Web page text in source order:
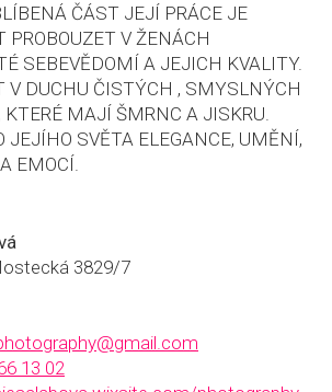
ČÁST JEJÍ PRÁCE JE
PROBOUZET V ŽENÁCH
SEBEVĚDOMÍ A JEJICH KVALITY.
V DUCHU ČISTÝCH , SMYSLNÝCH
KTERÉ MAJÍ ŠMRNC A JISKRU.
JEJÍHO SVĚTA ELEGANCE, UMĚNÍ,
EMOCÍ.
3829/7
13 02